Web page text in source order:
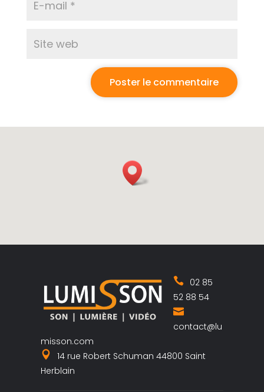
02 85
52 88 54
contact@lu
misson.com
14 rue Robert Schuman 44800 Saint
Herblain